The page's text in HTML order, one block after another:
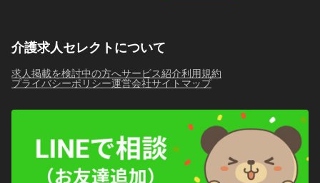
介護求人セレクトについて
求人掲載を検討中の方へサービス紹介利用規約
プライバシーポリシー運営会社サイトマップ